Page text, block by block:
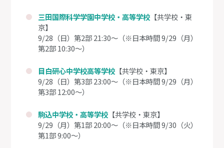
三田国際科学学園中学校・高等学校 【共学校・東
京】
9/28（日）第2部 21:30～（※日本時間 9/29（月）
第2部 10:30～）
目白研心中学校高等学校 【共学校・東京】
9/28（日）第3部 23:00～（※日本時間 9/29（月）
第3部 12:00～）
駒込中学校・高等学校 【共学校・東京】
9/29（月）第1部 20:00～（※日本時間 9/30（火）
第1部 9:00～）